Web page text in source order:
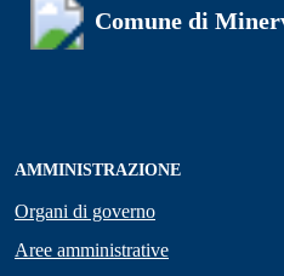
Comune di
AMMINISTRAZIONE
Organi di governo
Aree amministrative